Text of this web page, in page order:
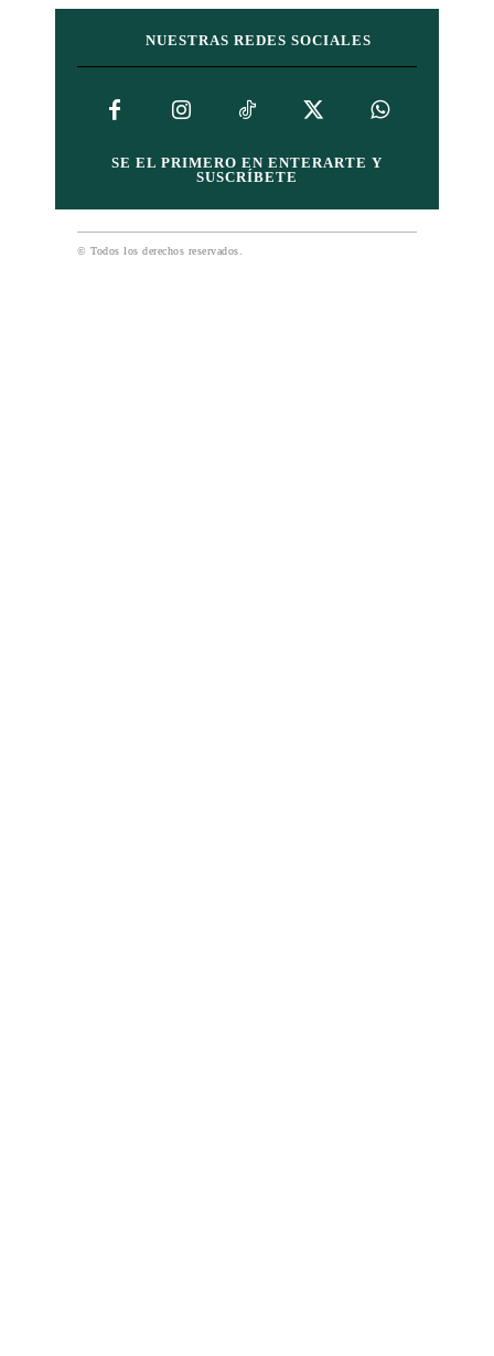
NUESTRAS REDES SOCIALES
SE EL PRIMERO EN ENTERARTE Y
SUSCRÍBETE
© Todos los derechos reservados.